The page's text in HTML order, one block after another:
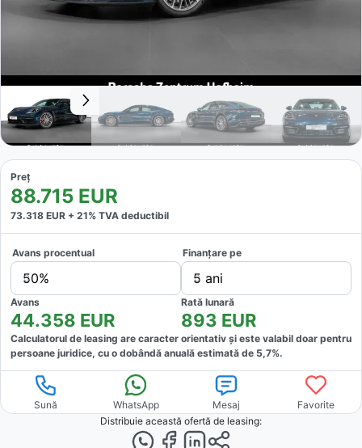
Preț
88.715 EUR
73.318 EUR + 21% TVA deductibil
Avans procentual
50%
Finanțare pe
5 ani
Avans
44.358 EUR
Rată lunară
893 EUR
Calculatorul de leasing are caracter orientativ și este valabil doar pentru
persoane juridice, cu o dobândă anuală estimată de 5,7%.
Sună WhatsApp Mesaj
Favorite
Distribuie această ofertă de leasing: